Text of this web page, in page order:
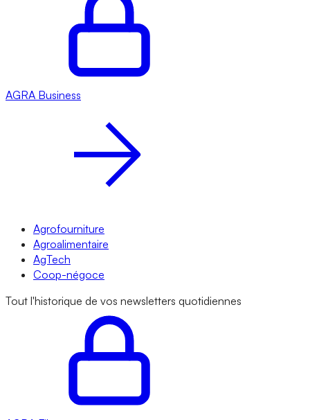
AGRA Business
Agrofourniture
Agroalimentaire
AgTech
Coop-négoce
Tout l'historique de vos newsletters quotidiennes